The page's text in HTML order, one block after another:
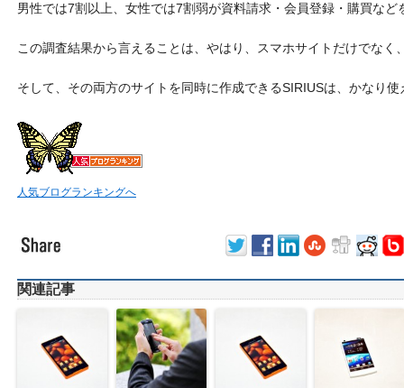
男性では7割以上、女性では7割弱が資料請求・会員登録・ 購買など
この調査結果から言えることは、やはり、 スマホサイトだけでなく
そして、その両方のサイトを同時に作成できるSIRIUSは、 かなり使
人気ブログランキングへ
関連記事